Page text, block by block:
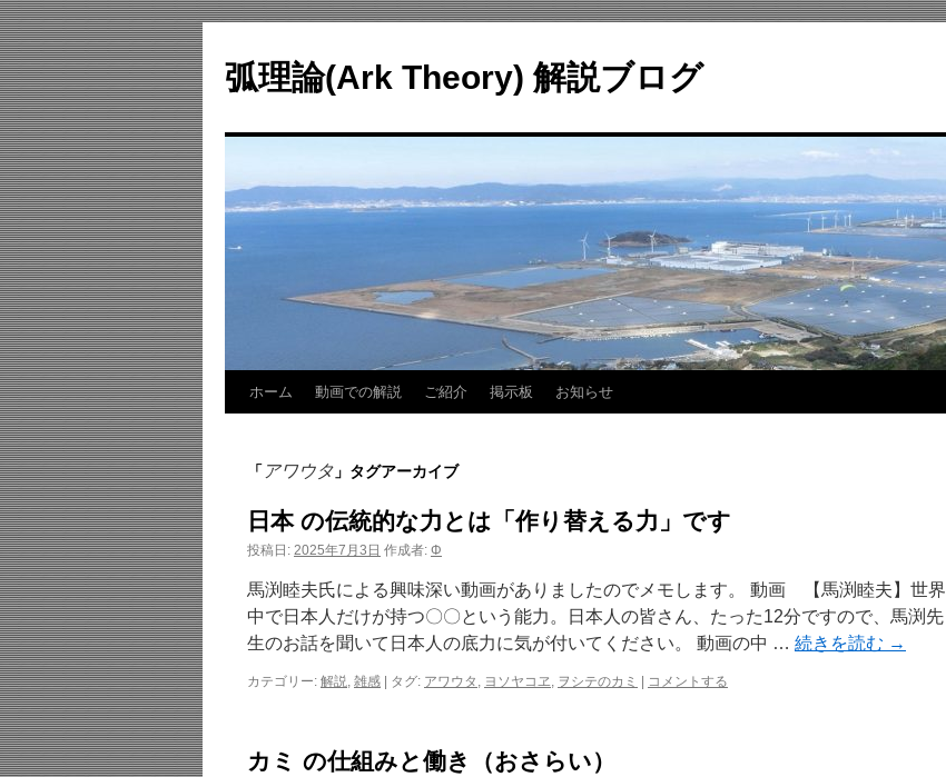
テ
ン
へ
ッ
プ
弧理論(Ark Theory) 解説ブログ
ホーム 動画での解説 ご紹介 掲示板 お知らせ
「 アワウタ 」タグアーカイブ
日本 の伝統的な力とは「作り替える力」です
投稿日: 2025年7月3日 作成者: Φ
馬渕睦夫氏による興味深い動画がありましたのでメモします。 動画 【馬渕睦夫】世界
中で日本人だけが持つ〇〇という能力。日本人の皆さん、たった12分ですので、馬渕先
生のお話を聞いて日本人の底力に気が付いてください。 動画の中 … 続きを読む →
カテゴリー: 解説, 雑感 タグ: アワウタ , ヨソヤコヱ, ヲシテのカミ コメントする
カミ の仕組みと働き（おさらい）